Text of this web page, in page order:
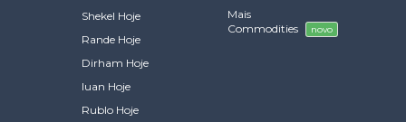
Shekel Hoje
Rande Hoje
Dirham Hoje
Iuan Hoje
Rublo Hoje
Mais
Commodities
novo